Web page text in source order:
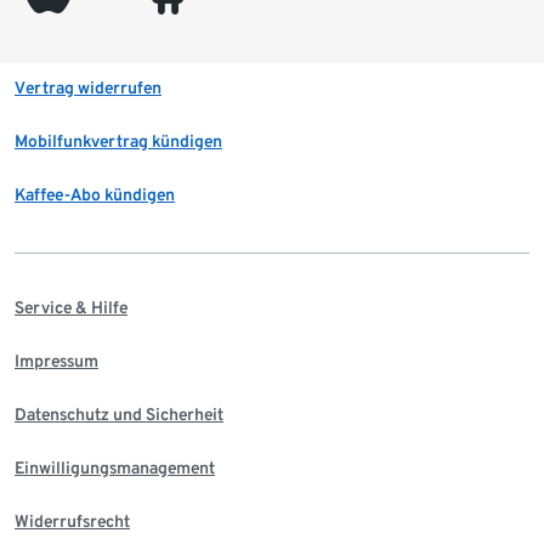
Vertrag widerrufen
Mobilfunkvertrag kündigen
Kaffee-Abo kündigen
Service & Hilfe
Impressum
Datenschutz und Sicherheit
Einwilligungsmanagement
Widerrufsrecht